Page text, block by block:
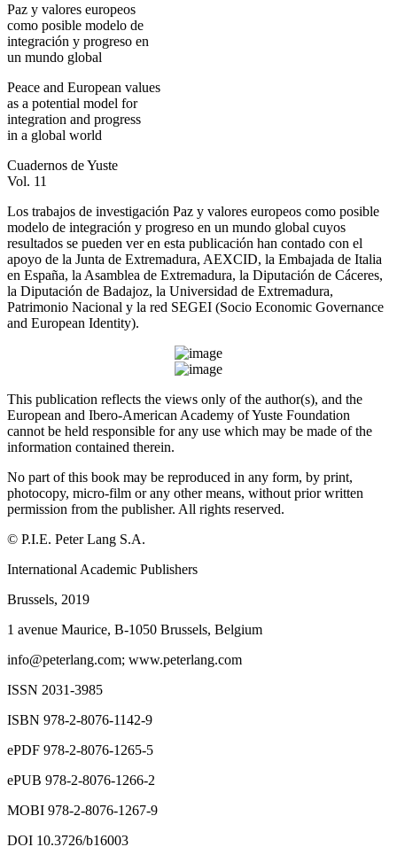
Paz y valores europeos
como posible modelo de
integración y progreso en
un mundo global
Peace and European values
as a potential model for
integration and progress
in a global world
Cuadernos de Yuste
Vol. 11
Los trabajos de investigación Paz y valores europeos como posible
modelo de integración y progreso en un mundo global cuyos
resultados se pueden ver en esta publicación han contado con el
apoyo de la Junta de Extremadura, AEXCID, la Embajada de Italia
en España, la Asamblea de Extremadura, la Diputación de Cáceres,
la Diputación de Badajoz, la Universidad de Extremadura,
Patrimonio Nacional y la red SEGEI (Socio Economic Governance
and European Identity).
This publication reflects the views only of the author(s), and the
European and Ibero-American Academy of Yuste Foundation
cannot be held responsible for any use which may be made of the
information contained therein.
No part of this book may be reproduced in any form, by print,
photocopy, micro-film or any other means, without prior written
permission from the publisher. All rights reserved.
© P.I.E. Peter Lang S.A.
International Academic Publishers
Brussels, 2019
1 avenue Maurice, B-1050 Brussels, Belgium
info@peterlang.com; www.peterlang.com
ISSN 2031-3985
ISBN 978-2-8076-1142-9
ePDF 978-2-8076-1265-5
ePUB 978-2-8076-1266-2
MOBI 978-2-8076-1267-9
DOI 10.3726/b16003